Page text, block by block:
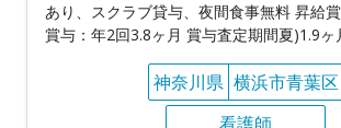
あり、スクラブ貸与、夜間食事無料 昇給
賞与：年2回3.8ヶ月 賞与査定期間夏)1.9ヶ
神奈川県 横浜市青葉区